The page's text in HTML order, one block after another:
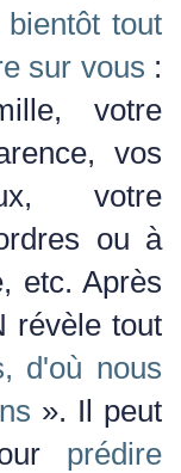
tout
sur vous :
votre
vos
votre
ou à
etc. Après
révèle tout
d'où nous
». Il peut
prédire